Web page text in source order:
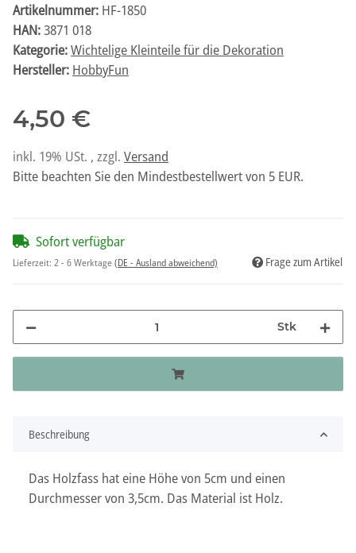
Artikelnummer: HF-1850
HAN:3871 018
Kategorie:Wichtelige Kleinteile für die Dekoration
Hersteller: HobbyFun
4,50 €
inkl. 19% USt. , zzgl. Versand
Bitte beachten Sie den Mindestbestellwert von 5 EUR.
Sofort verfügbar
Lieferzeit: 2 - 6 Werktage(DE - Ausland abweichend) Frage zum Artikel
Stk
Beschreibung
Das Holzfass hat eine Höhe von 5cm und einen
Durchmesser von 3,5cm. Das Material ist Holz.